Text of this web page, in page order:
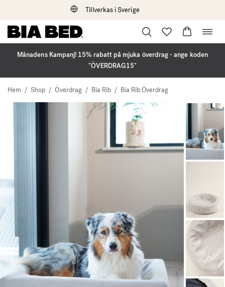
Tillverkas i Sverige
Hoppa
till
innehåll
Månadens Kampanj! 15% rabatt på mjuka överdrag - ange koden
"ÖVERDRAG15"
Hem / Shop / Överdrag / Bia Rib / Bia Rib Överdrag